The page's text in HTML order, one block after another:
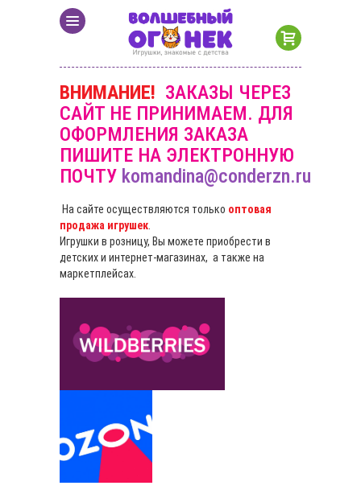
ВНИМАНИЕ! ЗАКАЗЫ ЧЕРЕЗ
САЙТ НЕ ПРИНИМАЕМ. ДЛЯ
ОФОРМЛЕНИЯ ЗАКАЗА
ПИШИТЕ НА ЭЛЕКТРОННУЮ
ПОЧТУ komandina@conderzn.ru
На сайте осуществляются только оптовая
продажа игрушек
Игрушки в розницу, Вы можете приобрести в
детских и интернет-магазинах, а также на
маркетплейсах.